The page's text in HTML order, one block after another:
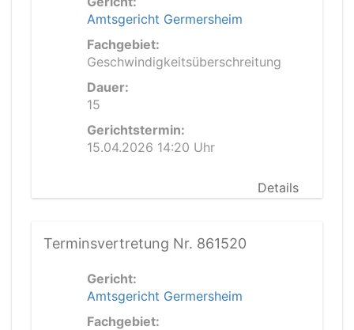
Amtsgericht Germersheim
Fachgebiet:
Geschwindigkeitsüberschreitung
Dauer:
15
Gerichtstermin:
15.04.2026 14:20 Uhr
Details
Terminsvertretung Nr. 861520
Gericht:
Amtsgericht Germersheim
Fachgebiet: